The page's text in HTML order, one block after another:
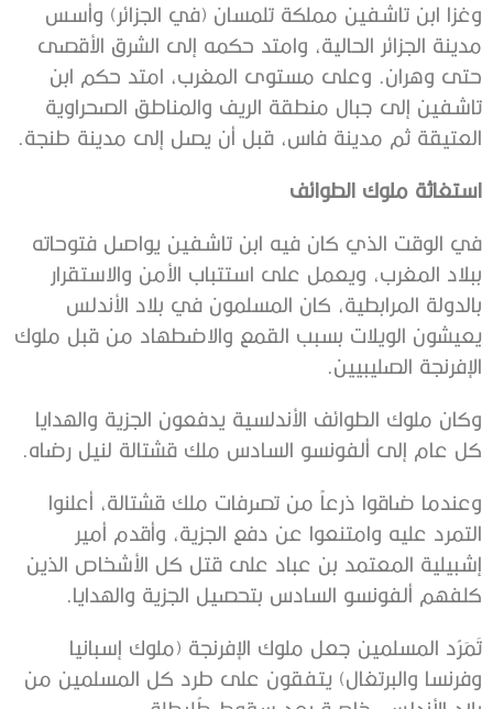
وغزا ابن تاشفين مملكة تلمسان (في الجزائر) وأسس
مدينة الجزائر الحالية، وامتد حكمه إلى الشرق الأقصى
حتى وهران. وعلى مستوى المغرب، امتد حكم ابن
تاشفين إلى جبال منطقة الريف والمناطق الصحراوية
العتيقة ثم مدينة فاس، قبل أن يصل إلى مدينة طنجة.
استغاثة ملوك الطوائف
في الوقت الذي كان فيه ابن تاشفين يواصل فتوحاته
ببلاد المغرب، ويعمل على استتباب الأمن والاستقرار
بالدولة المرابطية، كان المسلمون في بلاد الأندلس
يعيشون الويلات بسبب القمع والاضطهاد من قبل ملوك
الإفرنجة الصليبيين.
وكان ملوك الطوائف الأندلسية يدفعون الجزية والهدايا
كل عام إلى ألفونسو السادس ملك قشتالة لنيل رضاه.
وعندما ضاقوا ذرعاً من تصرفات ملك قشتالة، أعلنوا
التمرد عليه وامتنعوا عن دفع الجزية، وأقدم أمير
إشبيلية المعتمد بن عباد على قتل كل الأشخاص الذين
كلفهم ألفونسو السادس بتحصيل الجزية والهدايا.
تَمَرُد المسلمين جعل ملوك الإفرنجة (ملوك إسبانيا
وفرنسا والبرتغال) يتفقون على طرد كل المسلمين من